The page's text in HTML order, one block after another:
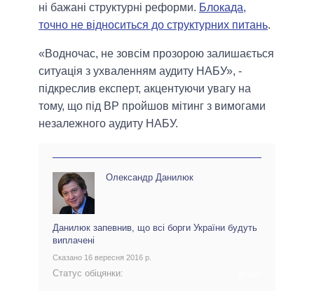
ні бажані структурні реформи. Блокада,
точно не відноситься до структурних питань.
«Водночас, не зовсім прозорою залишається
ситуація з ухваленням аудиту НАБУ», -
підкреслив експерт, акцентуючи увагу на
тому, що під ВР пройшов мітинг з вимогами
незалежного аудиту НАБУ.
Олександр Данилюк
Данилюк запевнив, що всі борги України будуть
виплачені
Сказано 16 вересня 2016 р.
Статус обіцянки: